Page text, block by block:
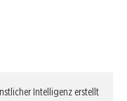
Intelligenz erstellt